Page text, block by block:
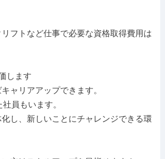
フトなど仕事で必要な資格取得費用は
します
ャリアアップできます。
員もいます。
し、新しいことにチャレンジできる環